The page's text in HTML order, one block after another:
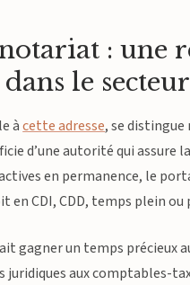
: une
le
àcette adresse, se
d’une autorité qui assure
en permanence, le
en CDI, CDD, temps plein ou
gagner un temps précieux
aux comptables-